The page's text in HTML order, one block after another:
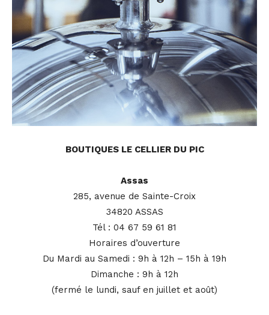
BOUTIQUES LE CELLIER DU PIC
Assas
285, avenue de Sainte-Croix
34820 ASSAS
Tél : 04 67 59 61 81
Horaires d’ouverture
Du Mardi au Samedi : 9h à 12h – 15h à 19h
Dimanche : 9h à 12h
(fermé le lundi, sauf en juillet et août)